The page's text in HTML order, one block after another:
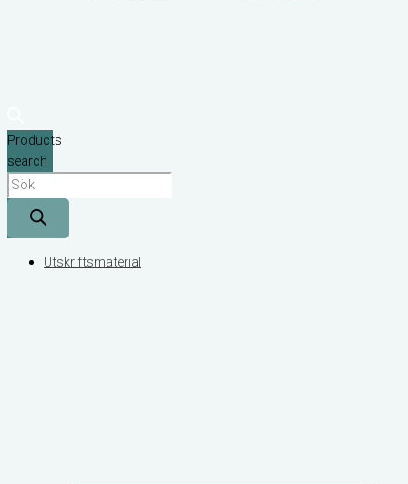
Products
search
Utskriftsmaterial